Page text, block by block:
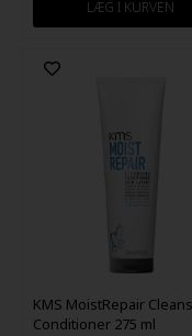
KMS MoistRepair
Conditioner 275 ml